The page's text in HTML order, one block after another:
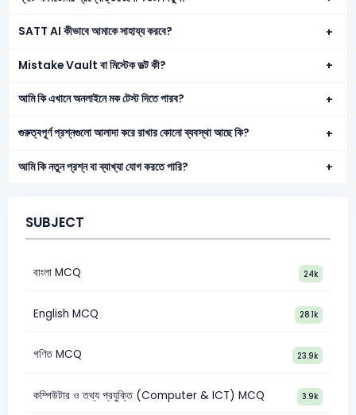
SATT AI কীভাবে আমাকে সাহায্য করবে?
Mistake Vault বা মিস্টেক ভল্ট কী?
আমি কি এখানে অনলাইনে মক টেস্ট দিতে পারব?
গুরুত্বপূর্ণ প্রশ্নগুলো আলাদা করে রাখার কোনো ব্যবস্থা আছে কি?
আমি কি নতুন প্রশ্ন বা ব্যাখ্যা যোগ করতে পারি?
SUBJECT
বাংলা MCQ 24k
English MCQ 28.1k
গণিত MCQ 23.9k
কম্পিউটার ও তথ্য প্রযুক্তি (Computer & ICT) MCQ 3.9k